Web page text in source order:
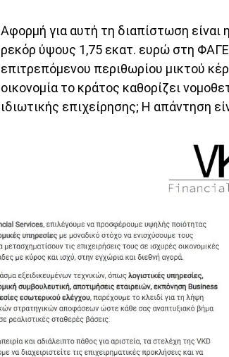
Αφορμή για αυτή τη διαπίστωση
ρεκόρ ύψους 1,75 εκατ. ευρώ στη
επιτρεπόμενου περιθωρίου μικτού
οικονομία το κράτος καθορίζει
ιδιωτικής επιχείρησης; Η απάντηση